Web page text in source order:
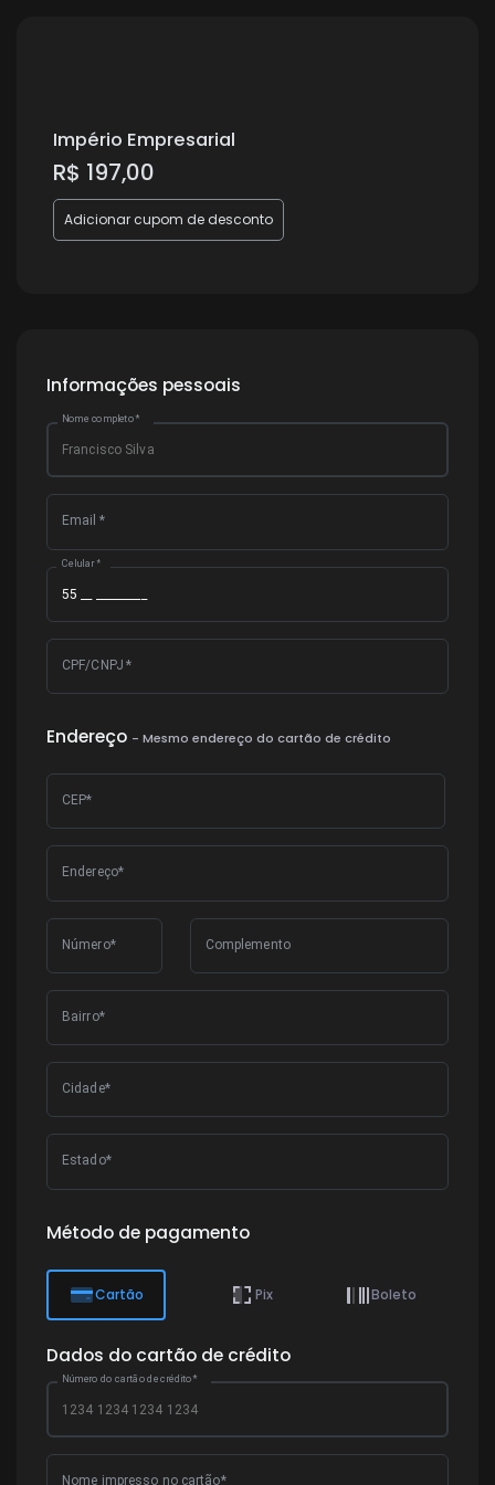
Informações pessoais
Nome completo*
Email *
Celular*
CPF/CNPJ *
Endereço - Mesmo endereço do cartão de crédito
CEP*
Endereço*
Número* Complemento
Bairro*
Cidade*
Estado*
Método de pagamento
Cartão Pix Boleto
Dados do cartão de crédito
Número do cartão de crédito*
Nome impresso no cartão*
Império Empresarial
R$ 197,00
Adicionar cupom de desconto